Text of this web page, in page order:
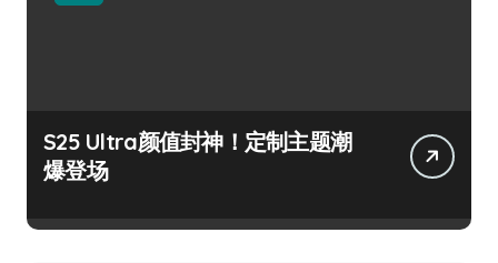
S25 Ultra颜值封神！定制主题潮
爆登场